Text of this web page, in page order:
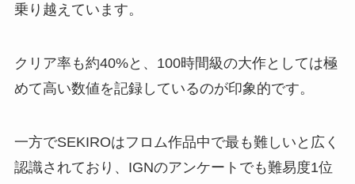
乗り越えています。
クリア率も約40%と、100時間級の大作としては極
めて高い数値を記録しているのが印象的です。
一方でSEKIROはフロム作品中で最も難しいと広く
認識されており、IGNのアンケートでも難易度1位